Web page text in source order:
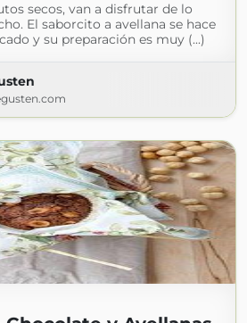
secos, van a disfrutar de lo
El saborcito a avellana se hace
y su preparación es muy (...)